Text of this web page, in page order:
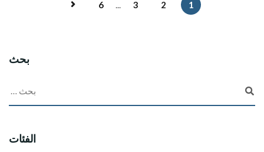
1
2
3
...
6
بحث
الفئات